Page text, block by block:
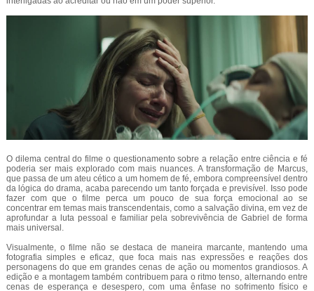
O dilema central do filme o questionamento sobre a relação entre ciência e fé
poderia ser mais explorado com mais nuances. A transformação de Marcus,
que passa de um ateu cético a um homem de fé, embora compreensível dentro
da lógica do drama, acaba parecendo um tanto forçada e previsível. Isso pode
fazer com que o filme perca um pouco de sua força emocional ao se
concentrar em temas mais transcendentais, como a salvação divina, em vez de
aprofundar a luta pessoal e familiar pela sobrevivência de Gabriel de forma
mais universal.
Visualmente, o filme não se destaca de maneira marcante, mantendo uma
fotografia simples e eficaz, que foca mais nas expressões e reações dos
personagens do que em grandes cenas de ação ou momentos grandiosos. A
edição e a montagem também contribuem para o ritmo tenso, alternando entre
cenas de esperança e desespero, com uma ênfase no sofrimento físico e